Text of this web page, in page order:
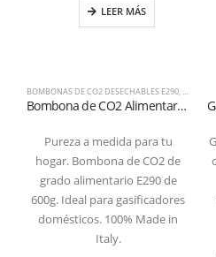
BOMBONAS DE CO2 DESECHABLES E290,EQUIPO
Bombona de CO2 Alimentario E290 – 600g – Desechable – Conexión M11x1
Pureza a medida para tu
hogar. Bombona de CO2 de
grado alimentario E290 de
600g. Ideal para gasificadores
domésticos. 100% Made in
Italy.
LEER MÁS